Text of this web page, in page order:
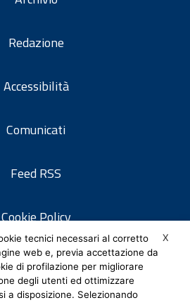
Redazione
Accessibilità
Comunicati
Feed RSS
Cookie Policy
privacy
X
tecnici necessari al corretto
web e, previa accettazione da
di profilazione per migliorare
degli utenti ed ottimizzare
a disposizione. Selezionando